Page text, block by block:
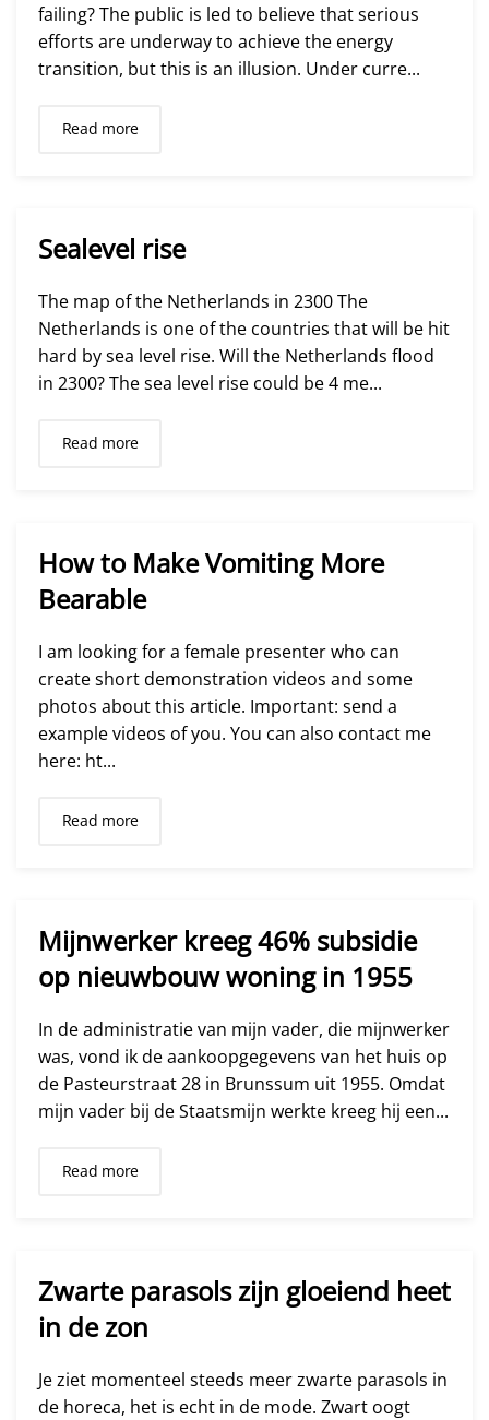
failing? The public is led to believe that serious
efforts are underway to achieve the energy
transition, but this is an illusion. Under curre...
Read more
Sealevel rise
The map of the Netherlands in 2300 The
Netherlands is one of the countries that will be hit
hard by sea level rise. Will the Netherlands flood
in 2300? The sea level rise could be 4 me...
Read more
How to Make Vomiting More
Bearable
I am looking for a female presenter who can
create short demonstration videos and some
photos about this article. Important: send a
example videos of you. You can also contact me
here: ht...
Read more
Mijnwerker kreeg 46% subsidie
op nieuwbouw woning in 1955
In de administratie van mijn vader, die mijnwerker
was, vond ik de aankoopgegevens van het huis op
de Pasteurstraat 28 in Brunssum uit 1955. Omdat
mijn vader bij de Staatsmijn werkte kreeg hij een...
Read more
Zwarte parasols zijn gloeiend heet
in de zon
Je ziet momenteel steeds meer zwarte parasols in
de horeca, het is echt in de mode. Zwart oogt